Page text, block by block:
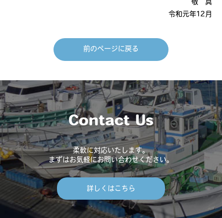
敬 具
令和元年12月
前のページに戻る
Contact Us
柔軟に対応いたします。
まずはお気軽にお問い合わせください。
詳しくはこちら